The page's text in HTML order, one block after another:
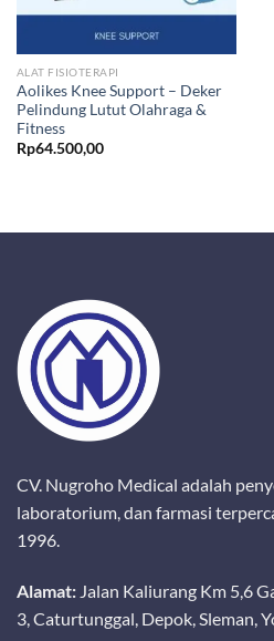
ALAT FISIOTERAPI
Aolikes Knee Support – Deker
Pelindung Lutut Olahraga &
Fitness
Rp64.500,00
CV. Nugroho Medical adalah
laboratorium, dan farmasi
1996.
Alamat: Jalan Kaliurang Km 5,6
3, Caturtunggal, Depok, Sleman,